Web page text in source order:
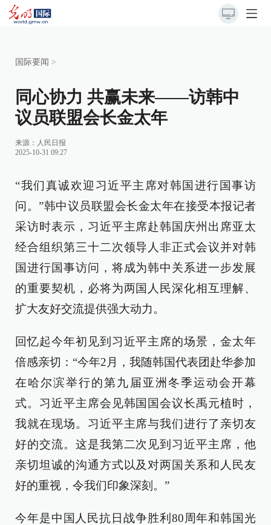
国际要闻 >
同心协力 共赢未来——访韩中
议员联盟会长金太年
来源： 人民日报
2025-10-31 09:27
“我们真诚欢迎习近平主席对韩国进行国事访
问。”韩中议员联盟会长金太年在接受本报记者
采访时表示，习近平主席赴韩国庆州出席亚太
经合组织第三十二次领导人非正式会议并对韩
国进行国事访问，将成为韩中关系进一步发展
的重要契机，必将为两国人民深化相互理解、
扩大友好交流提供强大动力。
回忆起今年初见到习近平主席的场景，金太年
倍感亲切：“今年2月，我随韩国代表团赴华参加
在哈尔滨举行的第九届亚洲冬季运动会开幕
式。习近平主席会见韩国国会议长禹元植时，
我就在现场。习近平主席与我们进行了亲切友
好的交流。这是我第二次见到习近平主席，他
亲切坦诚的沟通方式以及对两国关系和人民友
好的重视，令我们印象深刻。”
今年是中国人民抗日战争胜利80周年和韩国光